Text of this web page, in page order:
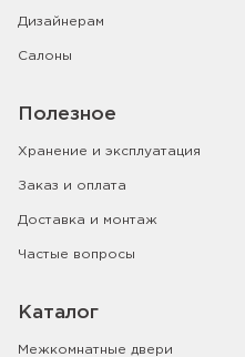
Дизайнерам
Салоны
Полезное
Хранение и эксплуатация
Заказ и оплата
Доставка и монтаж
Частые вопросы
Каталог
Межкомнатные двери